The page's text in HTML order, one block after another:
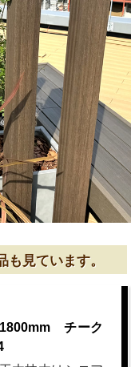
も見ています。
1800mm チーク